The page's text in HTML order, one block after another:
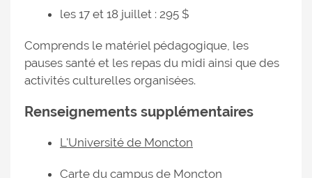
les 17 et 18 juillet : 295 $
Comprends le matériel pédagogique, les
pauses santé et les repas du midi ainsi que des
activités culturelles organisées.
Renseignements supplémentaires
L'Université de Moncton
Carte du campus de Moncton